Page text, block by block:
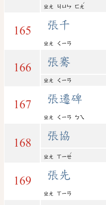
ㄓㄤ ㄐㄩㄣ ㄈㄤ
ˊ
165 張千
ㄓㄤ ㄑㄧㄢ
166 張騫
ㄓㄤ ㄑㄧㄢ
167 張遷碑
ㄓㄤ ㄑㄧㄢ ㄅㄟ
168
張協
ㄓㄤ ㄒㄧㄝ
ˊ
169 張先
ㄓㄤ ㄒㄧㄢ